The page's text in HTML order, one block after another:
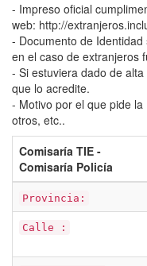
- Impreso oficial
web: http://
- Documento de
en el caso de extranjeros
- Si estuviera dado de
que lo acredite.
- Motivo por el que pide
otros, etc..
Comisaría TIE -
Comisaría Policía
Provincia:
Calle :